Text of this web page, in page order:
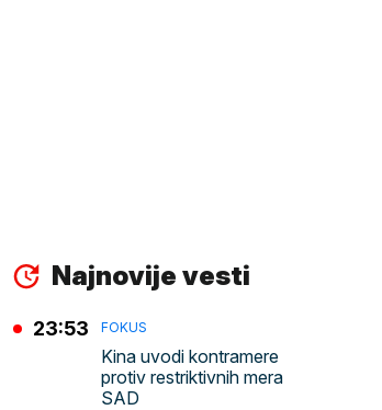
Najnovije vesti
FOKUS
Kina uvodi kontramere
protiv restriktivnih mera
SAD
23:53